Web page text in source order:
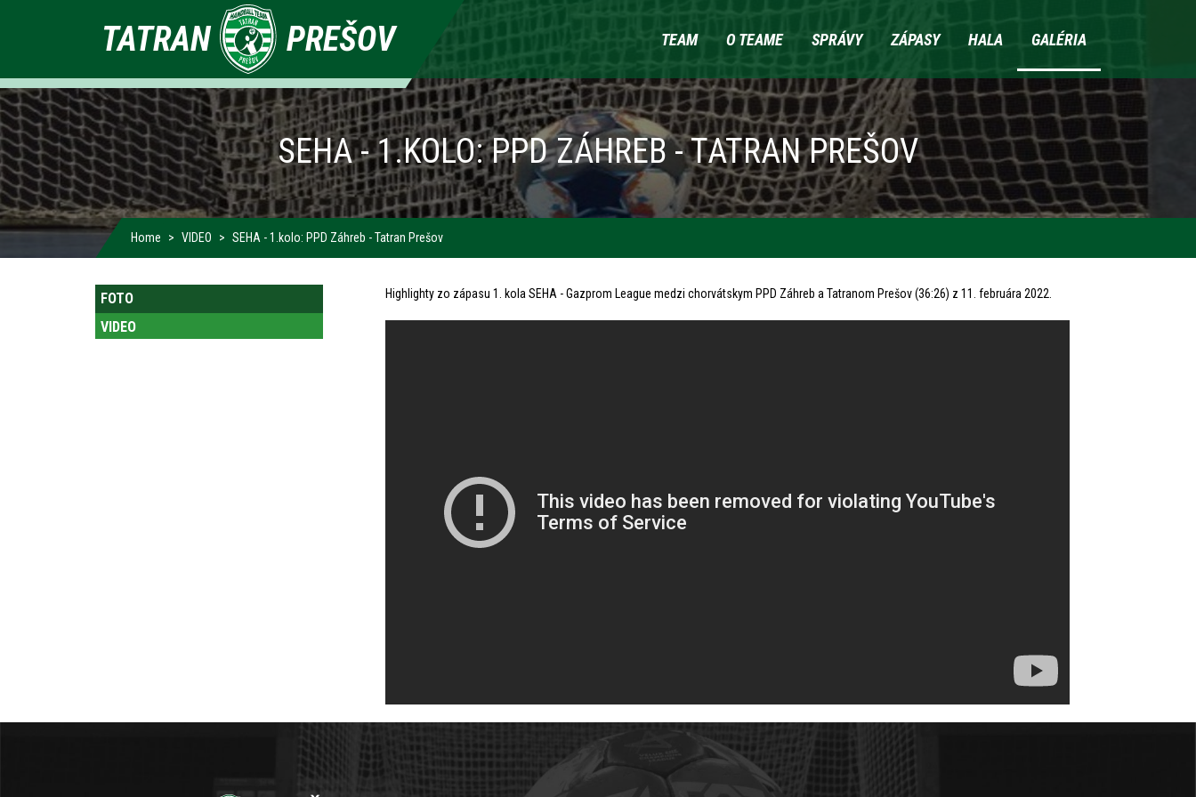
TATRAN PREŠOV
Primárne
odkazy
TEAM O TEAME SPRÁVY ZÁPASY HALA GALÉRIA
SEHA - 1.KOLO: PPD ZÁHREB - TATRAN PREŠOV
Home VIDEO SEHA - 1.kolo: PPD Záhreb - Tatran Prešov
Highlighty zo zápasu 1. kola SEHA - Gazprom League medzi chorvátskym PPD Záhreb a Tatranom Prešov (36:26) z 11. februára 2022.
Primárne
odkazy
FOTO
VIDEO